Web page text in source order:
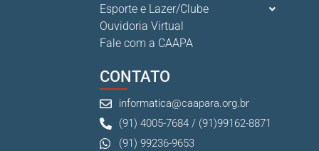
Esporte e Lazer/Clube
Ouvidoria Virtual
Fale com a CAAPA
CONTATO
informatica@caapara.org.br
(91) 4005-7684 / (91)99162-8871
(91) 99236-9653